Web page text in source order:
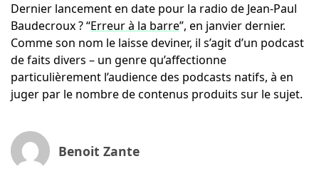
Dernier lancement en date pour la radio de Jean-Paul
Baudecroux ? “Erreur à la barre”, en janvier dernier.
Comme son nom le laisse deviner, il s’agit d’un podcast
de faits divers – un genre qu’affectionne
particulièrement l’audience des podcasts natifs, à en
juger par le nombre de contenus produits sur le sujet.
Benoit Zante